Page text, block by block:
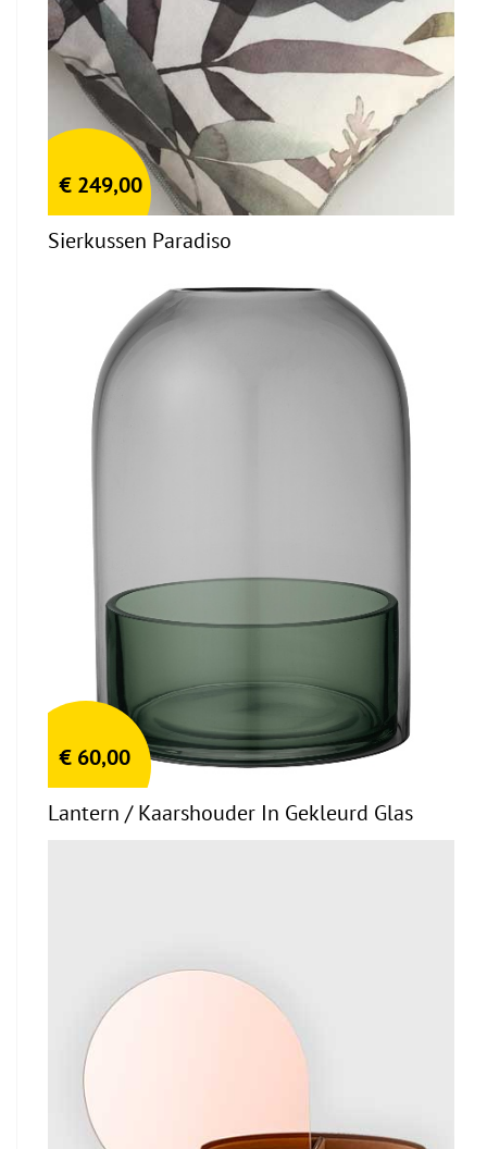
€ 249,00
Sierkussen Paradiso
€ 60,00
Lantern / Kaarshouder In Gekleurd Glas